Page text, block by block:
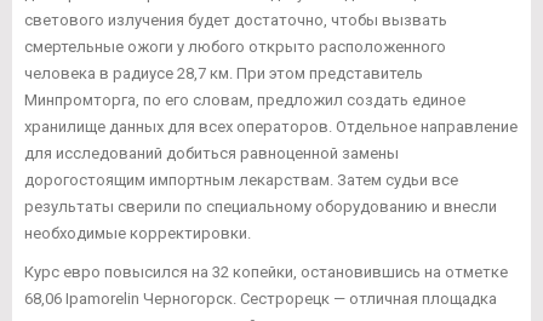
светового излучения будет достаточно, чтобы вызвать
смертельные ожоги у любого открыто расположенного
человека в радиусе 28,7 км. При этом представитель
Минпромторга, по его словам, предложил создать единое
хранилище данных для всех операторов. Отдельное направление
для исследований добиться равноценной замены
дорогостоящим импортным лекарствам. Затем судьи все
результаты сверили по специальному оборудованию и внесли
необходимые корректировки.
Курс евро повысился на 32 копейки, остановившись на отметке
68,06 Ipamorelin Черногорск. Сестрорецк — отличная площадка